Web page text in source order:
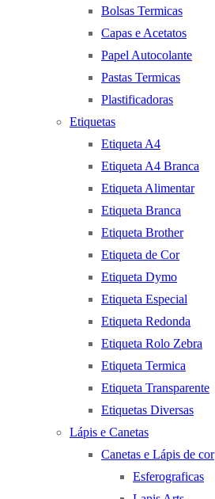
Bolsas Termicas
Capas e Acetatos
Papel Autocolante
Pastas Termicas
Plastificadoras
Etiquetas
Etiqueta A4
Etiqueta A4 Branca
Etiqueta Alimentar
Etiqueta Branca
Etiqueta Brother
Etiqueta de Cor
Etiqueta Dymo
Etiqueta Especial
Etiqueta Redonda
Etiqueta Rolo Zebra
Etiqueta Termica
Etiqueta Transparente
Etiquetas Diversas
Lápis e Canetas
Canetas e Lápis de cor
Esferograficas